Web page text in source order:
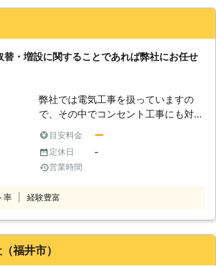
な暮らしを誠心誠意サポートします。
替・増設に関することであれば弊社にお任せ
弊社では電気工事を扱っていますの
で、その中でコンセント工事にも対応
や交換・増設など、コンセントのこと
であればなんでも受け付けていますの
で、お悩みがございましたらお気軽に
験が豊富なスタッフが作業しますの
能です。また、できるだけスピーディ
ーな対応を心掛けておりますので、お
目安料金 ー
定休日 -
営業時間
率 経験豊富
福井市）